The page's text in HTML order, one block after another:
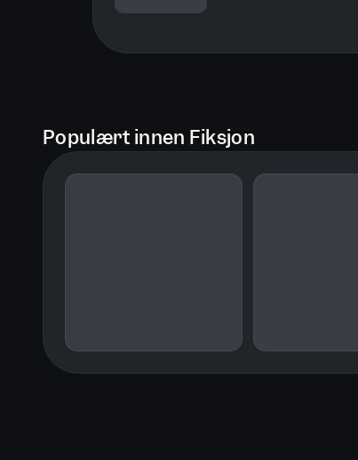
Populært innen Fiksjon